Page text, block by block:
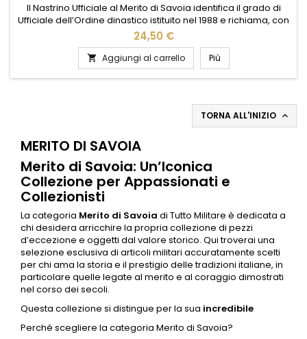
Il Nastrino Ufficiale al Merito di Savoia identifica il grado di
Ufficiale dell’Ordine dinastico istituito nel 1988 e richiama, con
il suo profilo sobrio, un riconoscimento di merito verso la
Casa Savoia. Nel formato regolamentare 37 × 10 mm, in blu
Savoia con palo bianco centrale, è completato da un
centrino da 10 mm con miniatura dorata della croce e...
24,50 €
 Aggiungi al carrello Più
TORNA ALL'INIZIO 
MERITO DI SAVOIA
Merito di Savoia: Un’Iconica
Collezione per Appassionati e
Collezionisti
La categoria Merito di Savoia di Tutto Militare è dedicata a
chi desidera arricchire la propria collezione di pezzi
d’eccezione e oggetti dal valore storico. Qui troverai una
selezione esclusiva di articoli militari accuratamente scelti
per chi ama la storia e il prestigio delle tradizioni italiane, in
particolare quelle legate al merito e al coraggio dimostrati
nel corso dei secoli.
Questa collezione si distingue per la sua incredibile
Perché scegliere la categoria Merito di Savoia?